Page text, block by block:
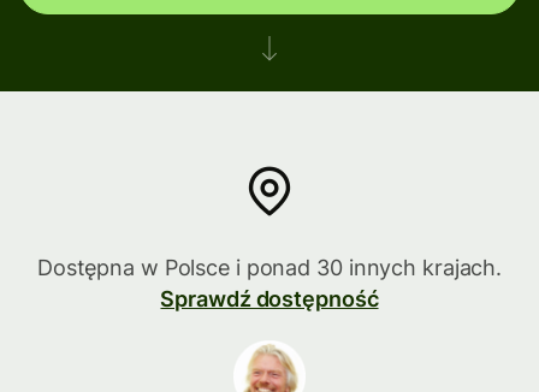
Dostępna w Polsce i ponad 30 innych krajach.
Sprawdź dostępność